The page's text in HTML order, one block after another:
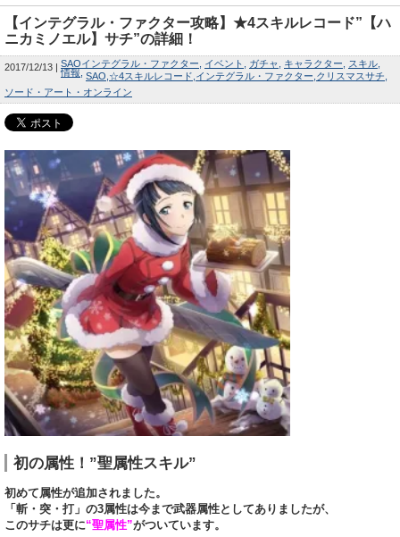
【インテグラル・ファクター攻略】★4スキルレコード”【ハ
ニカミノエル】サチ”の詳細！
2017/12/13 SAOインテグラル・ファクター イベント ガチャ キャラクター
スキル
情報 SAO ☆4スキルレコード インテグラル・ファクター クリスマスサチ
ソード・アート・オンライン
初の属性！”聖属性スキル”
初めて属性が追加されました。
「斬・突・打」の3属性は今まで武器属性としてありましたが、
このサチは更に“聖属性”がついています。